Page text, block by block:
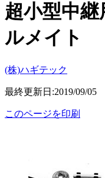
超小型中
ルメイト
(株)ハギテック
最終更新日:2019/09/05
このページを印刷